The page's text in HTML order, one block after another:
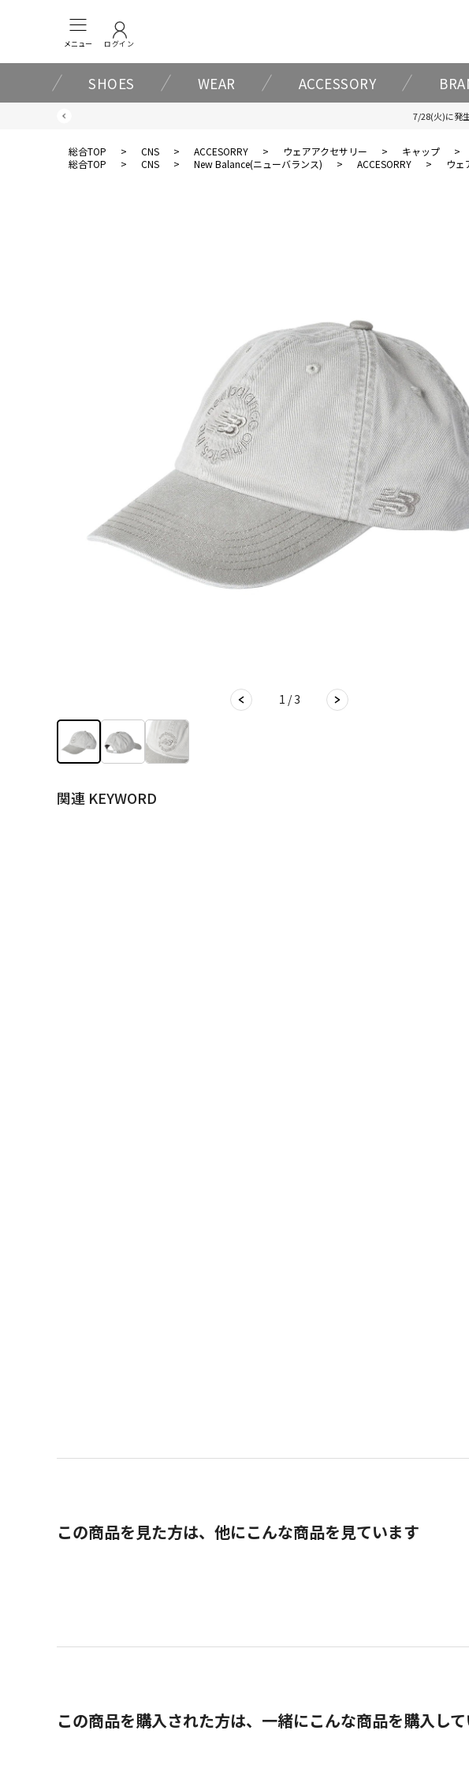
メニュー ログイン
SHOES WEAR ACCESSORY
7/28(火)に発
総合TOP > CNS > ACCESORRY > ウェアアクセサリー > キャップ >
総合TOP
> CNS > New Balance(ニューバランス) > ACCESORRY > ウェ
1 / 3
関連 KEYWORD
この商品を見た方は、他にこんな商品を見ています
この商品を購入された方は、一緒にこんな商品を購入して